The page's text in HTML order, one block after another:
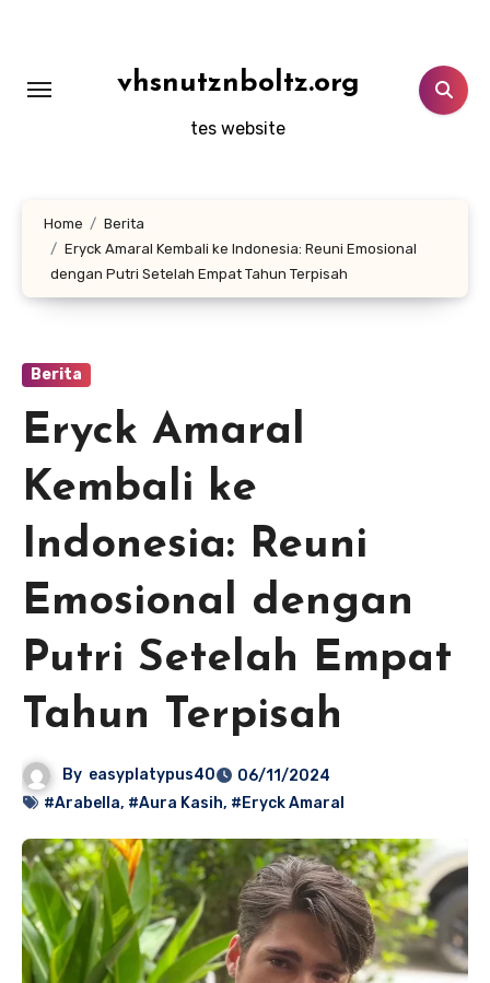
vhsnutznboltz.org
tes website
Home
Berita
Eryck Amaral Kembali ke Indonesia: Reuni Emosional
dengan Putri Setelah Empat Tahun Terpisah
Berita
Eryck Amaral
Kembali ke
Indonesia: Reuni
Emosional dengan
Putri Setelah Empat
Tahun Terpisah
By easyplatypus40
06/11/2024
#Arabella, #Aura Kasih, #Eryck Amaral